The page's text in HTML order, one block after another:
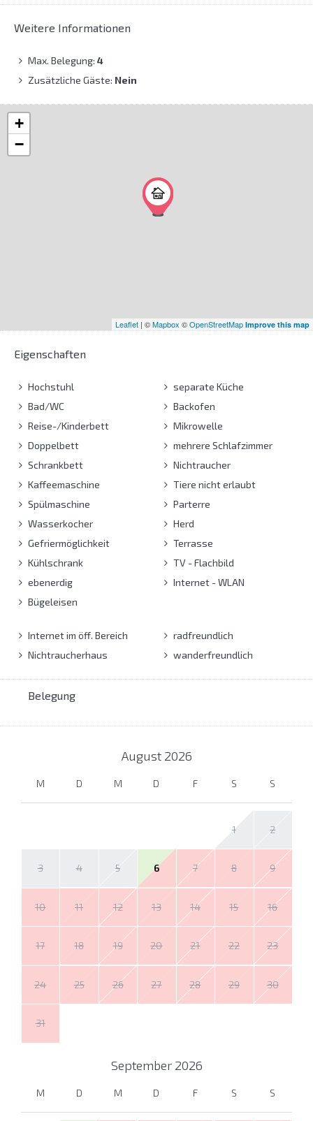
Weitere Informationen
Max. Belegung: 4
Zusätzliche Gäste: Nein
+
−
Leaflet | ©Mapbox ©OpenStreetMap Improve this map
Eigenschaften
Hochstuhl
Bad/WC
Reise-/Kinderbett
Doppelbett
Schrankbett
Kaffeemaschine
Spülmaschine
Wasserkocher
Gefriermöglichkeit
Kühlschrank
ebenerdig
Bügeleisen
separate Küche
Backofen
Mikrowelle
mehrere Schlafzimmer
Nichtraucher
Tiere nicht erlaubt
Parterre
Herd
Terrasse
TV - Flachbild
Internet - WLAN
Internet im öff. Bereich
Nichtraucherhaus
radfreundlich
wanderfreundlich
Belegung
August 2026
M D M D F S S
1 2
3 4 5 6 7 8 9
10 11 12 13 14 15 16
17 18 19 20 21 22 23
24 25 26 27 28 29 30
31
September 2026
M D M D F S S